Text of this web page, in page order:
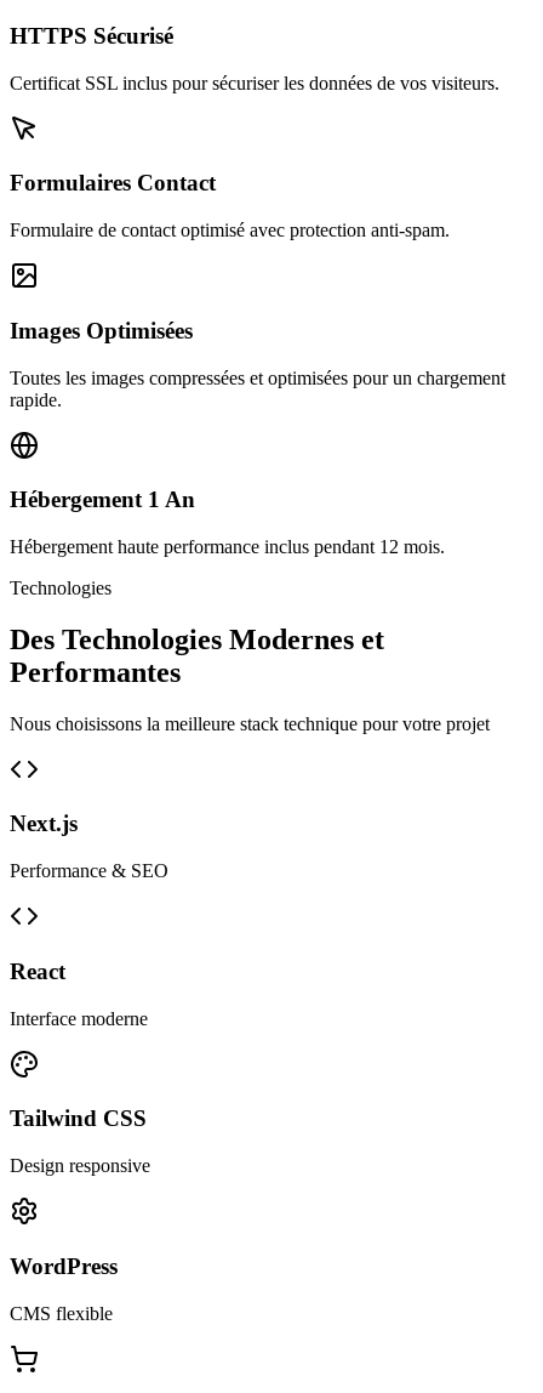
HTTPS Sécurisé
Certificat SSL inclus pour sécuriser les données de vos visiteurs.
Formulaires Contact
Formulaire de contact optimisé avec protection anti-spam.
Images Optimisées
Toutes les images compressées et optimisées pour un chargement
rapide.
Hébergement 1 An
Hébergement haute performance inclus pendant 12 mois.
Technologies
Des Technologies Modernes et
Performantes
Nous choisissons la meilleure stack technique pour votre projet
Next.js
Performance & SEO
React
Interface moderne
Tailwind CSS
Design responsive
WordPress
CMS flexible